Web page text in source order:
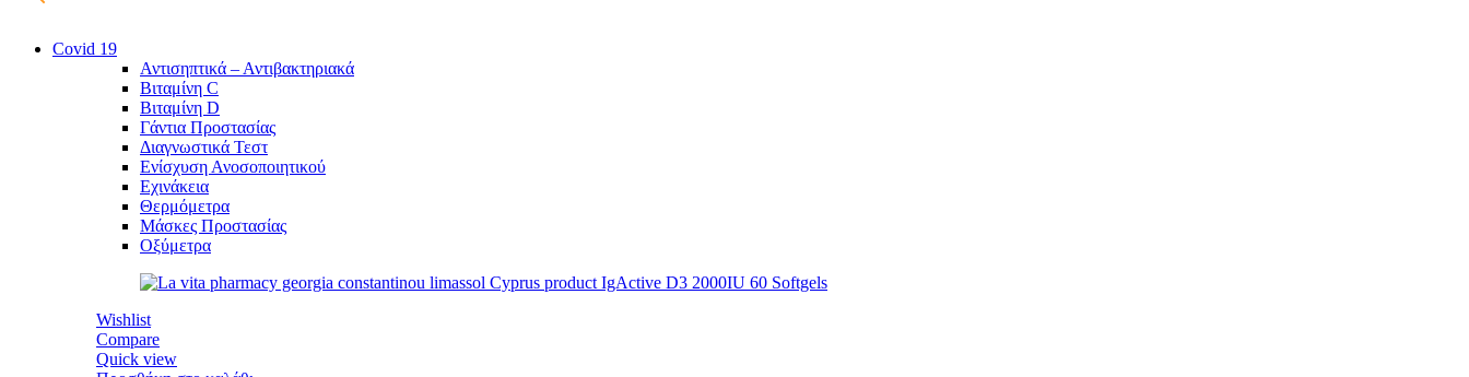
Covid 19
Αντισηπτικά – Αντιβακτηριακά
Βιταμίνη C
Βιταμίνη D
Γάντια Προστασίας
Διαγνωστικά Τεστ
Ενίσχυση Ανοσοποιητικού
Εχινάκεια
Θερμόμετρα
Μάσκες Προστασίας
Οξύμετρα
Wishlist
Compare
Quick view